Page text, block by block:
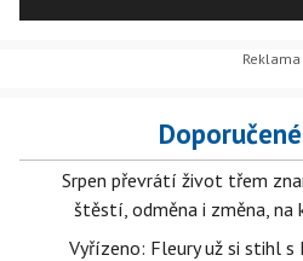
Srpen převrátí život třem
štěstí, odměna i změna, na
Vyřízeno: Fleury už si stihl